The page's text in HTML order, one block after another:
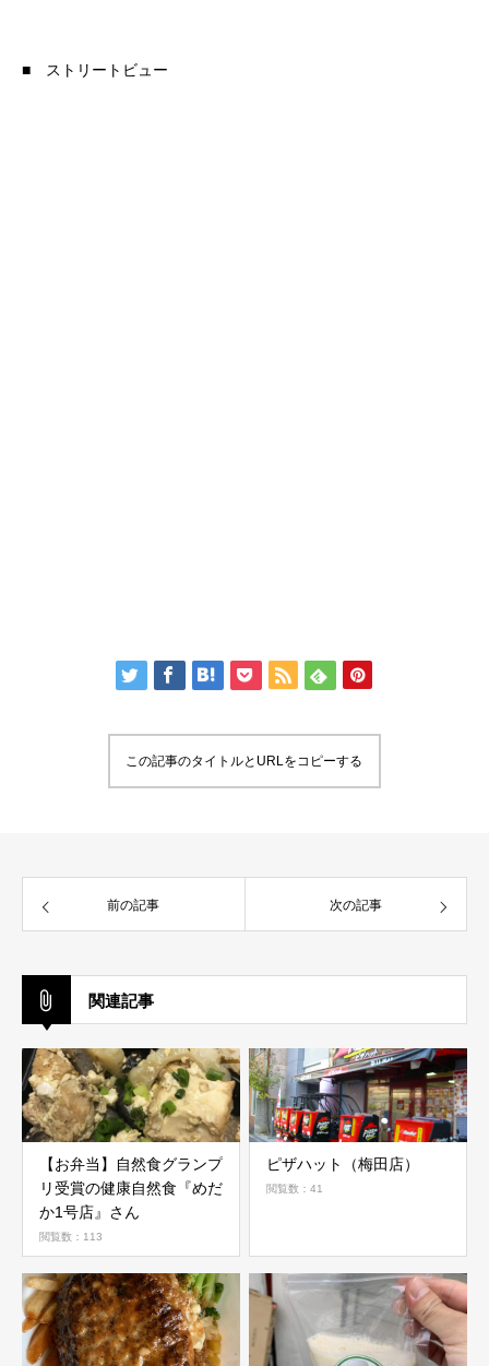
■ ストリートビュー
この記事のタイトルとURLをコピーする
前の記事 次の記事
関連記事
【お弁当】自然食グランプ
リ受賞の健康自然食『めだ
か1号店』さん
閲覧数：113
ピザハット（梅田店）
閲覧数：41